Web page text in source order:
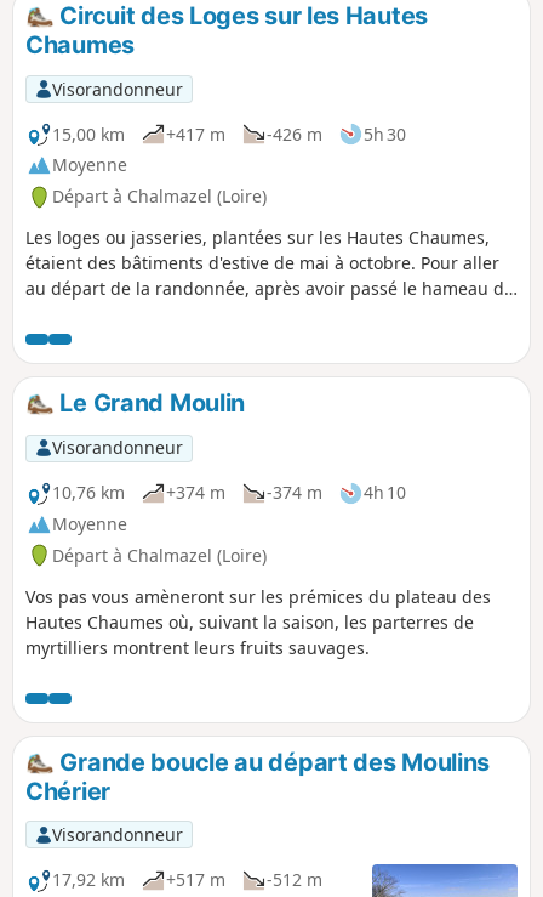
Circuit des Loges sur les Hautes
Chaumes
Visorandonneur
15,00 km
+417 m -426 m
5h 30
Moyenne
Départ à Chalmazel (Loire)
Les loges ou jasseries, plantées sur les Hautes Chaumes,
étaient des bâtiments d'estive de mai à octobre. Pour aller
au départ de la randonnée, après avoir passé le hameau de
cette route avec à droite la Route de la Combe, virez plus à
droite et prenez un chemin pierreux, visez le calvaire.
Garez-vous en talon ou en épis côté gauche du chemin
montant.Le Grand Moulin
Visorandonneur
10,76 km
+374 m -374 m
4h 10
Moyenne
Départ à Chalmazel (Loire)
Vos pas vous amèneront sur les prémices du plateau des
Hautes Chaumes où, suivant la saison, les parterres de
myrtilliers montrent leurs fruits sauvages.
Grande boucle au départ des Moulins
Chérier
Visorandonneur
17,92 km
+517 m
-512 m